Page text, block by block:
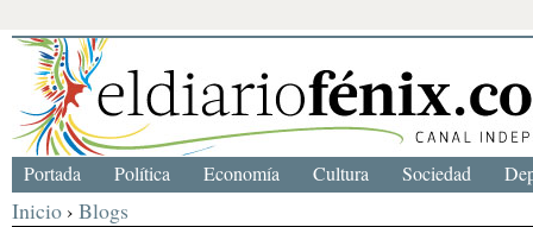
Inicio › Blogs
Portada Política Economía Cultura Sociedad